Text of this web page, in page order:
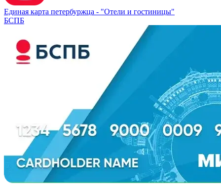
Единая карта петербуржца - "Отели и гостиницы"
БСПБ